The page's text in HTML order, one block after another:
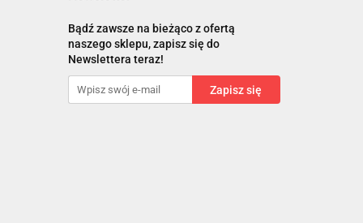
Bądź zawsze na bieżąco z ofertą
naszego sklepu, zapisz się do
Newslettera teraz!